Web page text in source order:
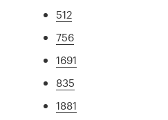
512
756
1691
835
1881